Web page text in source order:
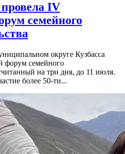
IV
семейного
округе Кузбасса
форум семейного
на три дня, до 11 июля.
более 50-ти...